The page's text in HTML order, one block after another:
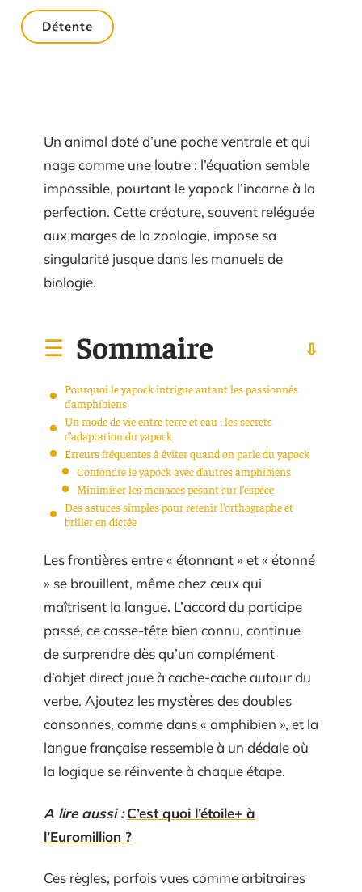
Détente
Un animal doté d’une poche ventrale et qui
nage comme une loutre : l’équation semble
impossible, pourtant le yapock l’incarne à la
perfection. Cette créature, souvent reléguée
aux marges de la zoologie, impose sa
singularité jusque dans les manuels de
biologie.
Sommaire
Pourquoi le yapock intrigue autant les passionnés
d’amphibiens
Un mode de vie entre terre et eau : les secrets
d’adaptation du yapock
Erreurs fréquentes à éviter quand on parle du yapock
Confondre le yapock avec d’autres amphibiens
Minimiser les menaces pesant sur l’espèce
Des astuces simples pour retenir l’orthographe et
briller en dictée
Les frontières entre « étonnant » et « étonné
» se brouillent, même chez ceux qui
maîtrisent la langue. L’accord du participe
passé, ce casse-tête bien connu, continue
de surprendre dès qu’un complément
d’objet direct joue à cache-cache autour du
verbe. Ajoutez les mystères des doubles
consonnes, comme dans « amphibien », et la
langue française ressemble à un dédale où
la logique se réinvente à chaque étape.
A lire aussi : C’est quoi l’étoile+ à
l’Euromillion ?
Ces règles, parfois vues comme arbitraires